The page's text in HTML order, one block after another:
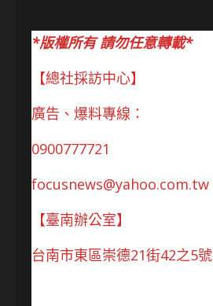
*版權所有 請勿任意轉載*
【總社採訪中心】
廣告、爆料專線：
0900777721
focusnews@yahoo.com.tw
【臺南辦公室】
台南市東區崇德21街42之5號